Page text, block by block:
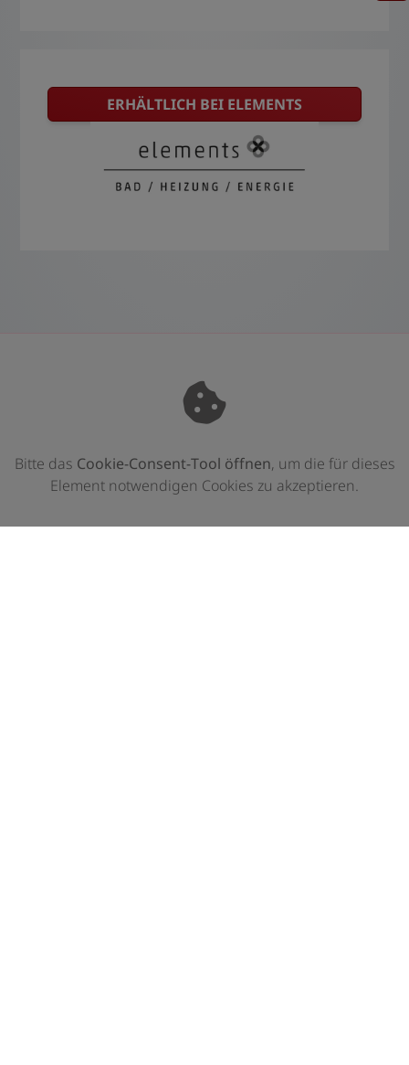
ERHÄLTLICH BEI ELEMENTS
Bitte das Cookie-Consent-Tool öffnen, um die für dieses
Element notwendigen Cookies zu akzeptieren.